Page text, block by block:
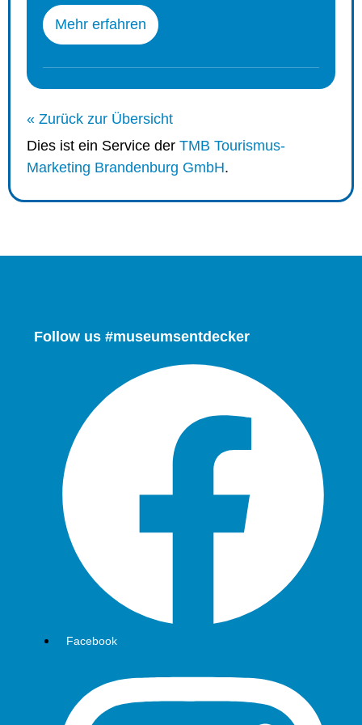
Mehr erfahren
« Zurück zur Übersicht
Dies ist ein Service der TMB Tourismus-
Marketing Brandenburg GmbH.
Follow us #museumsentdecker
Facebook